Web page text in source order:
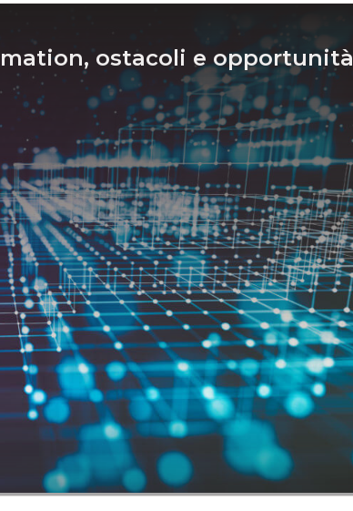
ostacoli e opportunità